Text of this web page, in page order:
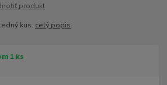
produkt
kus. celý popis
1 ks